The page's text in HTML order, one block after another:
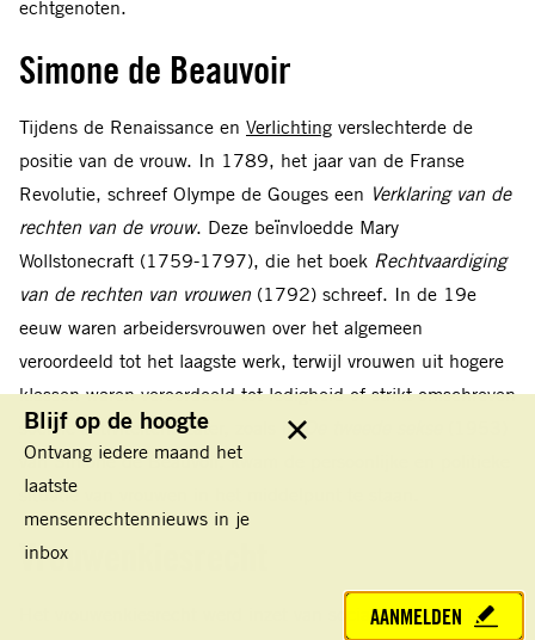
echtgenoten.
Simone de Beauvoir
Tijdens de Renaissance en Verlichting verslechterde de
positie van de vrouw. In 1789, het jaar van de Franse
Revolutie, schreef Olympe de Gouges een Verklaring van de
rechten van de vrouw. Deze beïnvloedde Mary
Wollstonecraft (1759-1797), die het boek Rechtvaardiging
van de rechten van vrouwen (1792) schreef. In de 19e
eeuw waren arbeidersvrouwen over het algemeen
veroordeeld tot het laagste werk, terwijl vrouwen uit hogere
klassen waren veroordeeld tot ledigheid of strikt omschreven
sociale activiteiten. Later, zoals inDe tweede sekse
van Simone de Beauvoir, kwam de persoonlijke en politieke
situatie van vrouwen in het middelpunt te staan.
Vrouwenkiesrecht
Het vrouwenkiesrecht werd inzet van sociale en politieke
Blijf op de hoogte
Ontvang iedere maand het
laatste
mensenrechtennieuws in je
inbox
AANMELDEN
Sluit